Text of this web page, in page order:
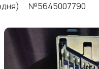
№5645007790